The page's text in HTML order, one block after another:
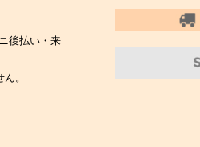
後払い・来
。